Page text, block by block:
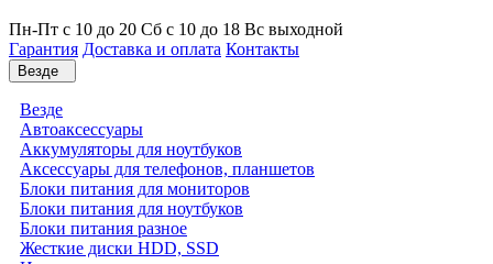
Пн-Пт с 10 до 20 Сб с 10 до 18 Вс выходной
Гарантия Доставка и оплата Контакты
Везде
Везде
Автоаксессуары
Аккумуляторы для ноутбуков
Аксессуары для телефонов, планшетов
Блоки питания для мониторов
Блоки питания для ноутбуков
Блоки питания разное
Жесткие диски HDD, SSD